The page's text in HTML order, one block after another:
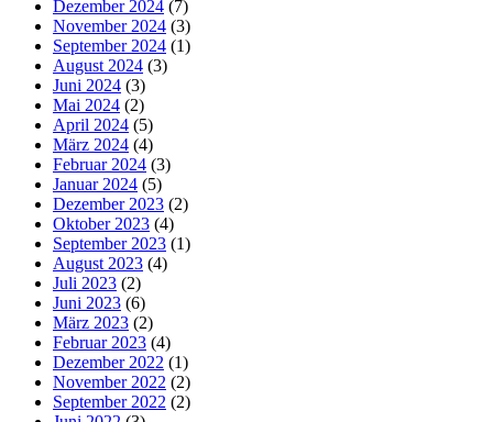
Dezember 2024 (7)
November 2024 (3)
September 2024 (1)
August 2024 (3)
Juni 2024 (3)
Mai 2024 (2)
April 2024 (5)
März 2024 (4)
Februar 2024 (3)
Januar 2024 (5)
Dezember 2023 (2)
Oktober 2023 (4)
September 2023 (1)
August 2023 (4)
Juli 2023 (2)
Juni 2023 (6)
März 2023 (2)
Februar 2023 (4)
Dezember 2022 (1)
November 2022 (2)
September 2022 (2)